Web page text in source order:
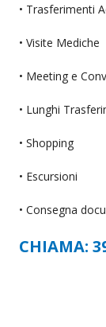
• Trasferimenti
• Visite Mediche
• Meeting e
• Lunghi
• Shopping
• Escursioni
• Consegna
CHIAMA: